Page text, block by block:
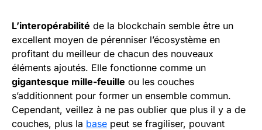
L’interopérabilité de la blockchain semble être un
excellent moyen de pérenniser l’écosystème en
profitant du meilleur de chacun des nouveaux
éléments ajoutés. Elle fonctionne comme un
gigantesque mille-feuille ou les couches
s’additionnent pour former un ensemble commun.
Cependant, veillez à ne pas oublier que plus il y a de
couches, plus la base peut se fragiliser, pouvant